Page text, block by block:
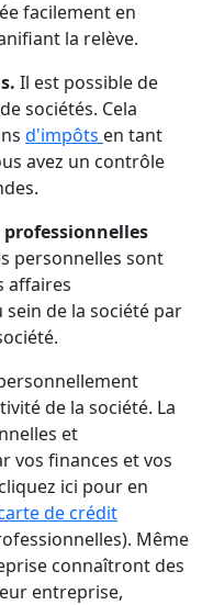
facilement en
la relève.
Il est possible de
sociétés. Cela
d'impôts en tant
avez un contrôle
personnelles sont
affaires
de la société par
de la société. La
et
vos finances et vos
ici pour en
de crédit
Même
connaîtront des
entreprise,